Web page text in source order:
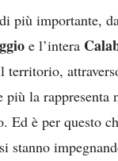
più importante,
e l’intera
territorio,
più la
Ed è per questo
stanno